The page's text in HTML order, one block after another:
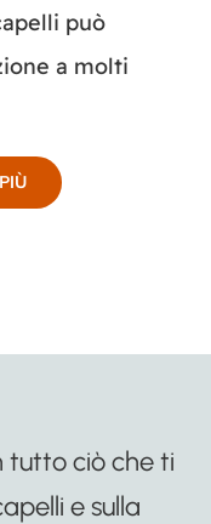
può
a molti
tutto ciò che ti
e sulla